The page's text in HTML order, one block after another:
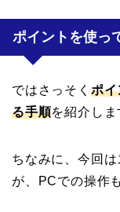
ポイントを使っ
ではさっそく ポイ
る手順を紹介しま
ちなみに、今回
が、PCでの操作